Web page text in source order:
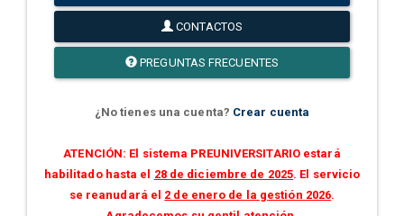
CONTACTOS
PREGUNTAS FRECUENTES
¿No tienes una cuenta? Crear cuenta
ATENCIÓN: El sistema PREUNIVERSITARIO estará
habilitado hasta el 28 de diciembre de 2025. El servicio
se reanudará el 2 de enero de la gestión 2026.